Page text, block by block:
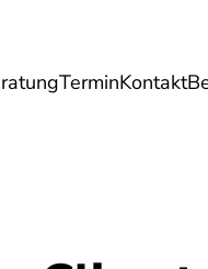
TerminKontakt
Gesundheit